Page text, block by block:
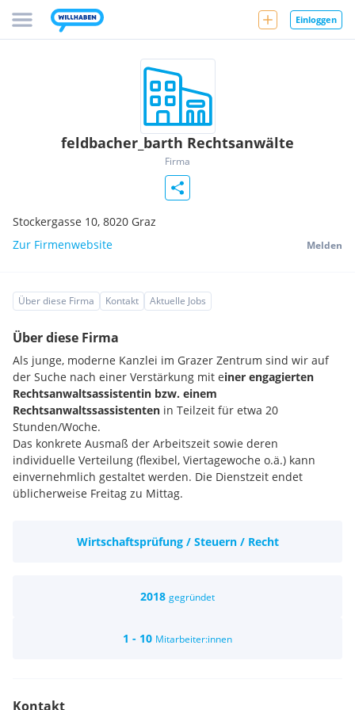
Einloggen
feldbacher_barth Rechtsanwälte
Firma
Stockergasse 10, 8020 Graz
Zur Firmenwebsite
Melden
Über diese Firma Kontakt Aktuelle Jobs
Über diese Firma
Als junge, moderne Kanzlei im Grazer Zentrum sind wir auf
der Suche nach einer Verstärkung mit einer engagierten
Rechtsanwaltsassistentin bzw. einem
Rechtsanwaltssassistenten in Teilzeit für etwa 20
Stunden/Woche.
Das konkrete Ausmaß der Arbeitszeit sowie deren
individuelle Verteilung (flexibel, Viertagewoche o.ä.) kann
einvernehmlich gestaltet werden. Die Dienstzeit endet
üblicherweise Freitag zu Mittag.
Leistungserfassung
Postbearbeitung, Terminverwaltung, Telefonbetreuung
Vorbereitung von Akten, Verträgen etc. Selbstverständlich
Wirtschaftsprüfung / Steuern / Recht
2018 gegründet
1 - 10 Mitarbeiter:innen
Kontakt